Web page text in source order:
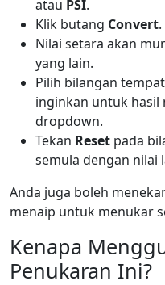
atau PSI.
Klik butang Convert.
Nilai setara akan
yang lain.
Pilih bilangan tempat
inginkan untuk hasil
dropdown.
Tekan Reset pada
semula dengan nilai
Anda juga boleh
menaip untuk menukar
Kenapa
Penukaran Ini?